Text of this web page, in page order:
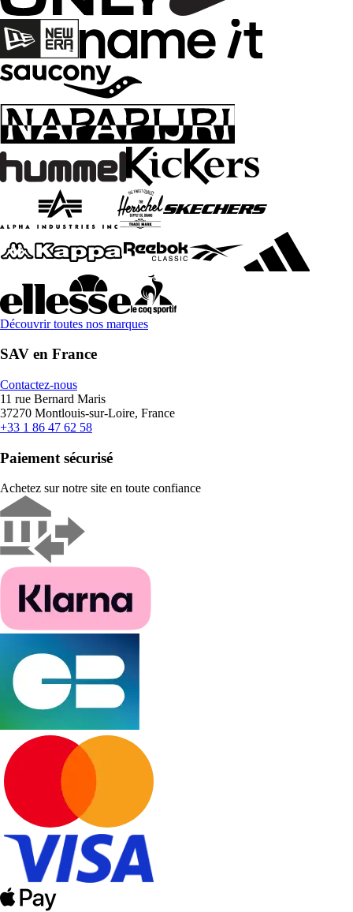
Découvrir toutes nos marques
SAV en France
Contactez-nous
11 rue Bernard Maris
37270 Montlouis-sur-Loire, France
+33 1 86 47 62 58
Paiement sécurisé
Achetez sur notre site en toute confiance